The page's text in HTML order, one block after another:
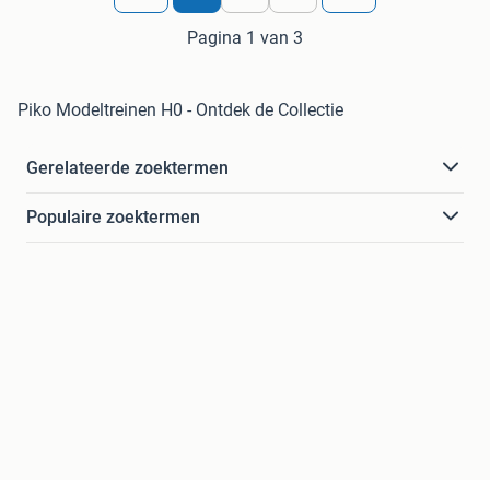
Pagina 1 van 3
Piko Modeltreinen H0 - Ontdek de Collectie
Gerelateerde zoektermen
Populaire zoektermen